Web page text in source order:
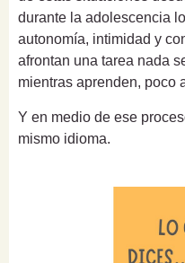
durante la adolescencia
autonomía, intimidad y
afrontan una tarea nada
mientras aprenden, poco
Y en medio de ese
mismo idioma.